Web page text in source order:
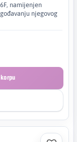
namijenjen
njegovog